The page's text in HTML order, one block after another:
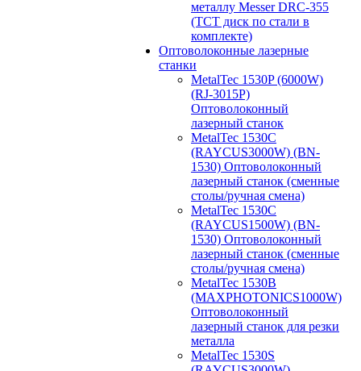
металлу Messer DRC-355
(ТСТ диск по стали в
комплекте)
Оптоволоконные лазерные
станки
MetalTec 1530P (6000W)
(RJ-3015P)
Оптоволоконный
лазерный станок
MetalTec 1530С
(RAYCUS3000W) (BN-
1530) Оптоволоконный
лазерный станок (сменные
столы/ручная смена)
MetalTec 1530С
(RAYCUS1500W) (BN-
1530) Оптоволоконный
лазерный станок (сменные
столы/ручная смена)
MetalTec 1530B
(MAXPHOTONICS1000W)
Оптоволоконный
лазерный станок для резки
металла
MetalTec 1530S